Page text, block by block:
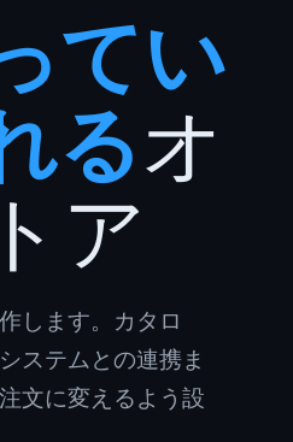
てい
るオ
ア
します。カタロ
ステムとの連携ま
文に変えるよう設